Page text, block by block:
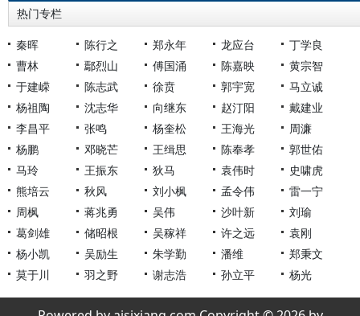
热门专栏
秦晖 陈行之 郑永年 龙应台
丁学良
曹林
鄢烈山 傅国涌 陈嘉映
黄宗智
于建嵘
陈志武 徐贲 郭宇宽
马立诚
杨祖陶
沈志华 向继东 赵汀阳
戴建业
李昌平
张鸣 杨奎松 王海光
周濂
杨鹏
邓晓芒 王缉思 陈奉孝
郭世佑
马玲
王振东 狄马 袁伟时
史啸虎
熊培云
秋风 刘小枫 孟令伟
雷一宁
周枫
蒋兆勇 吴伟 沙叶新
刘瑜
葛剑雄
储昭根 吴稼祥 许之远
袁刚
杨小凯
吴励生 朱学勤 潘维
郑秉文
莫于川
羽之野 谢志浩 孙立平 杨光